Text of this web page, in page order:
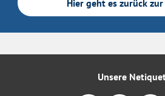
Hier geht es zurück
Unsere